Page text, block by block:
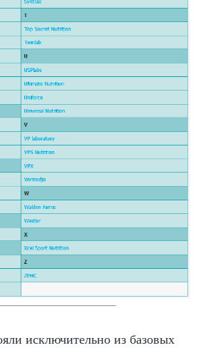
исключительно из базовых